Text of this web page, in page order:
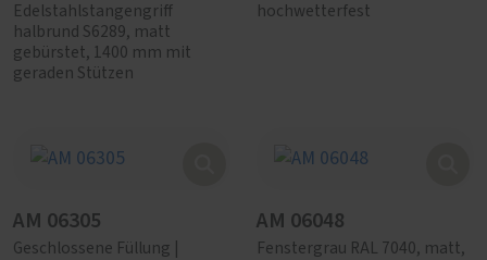
Edelstahlstangengriff
halbrund S6289, matt
gebürstet, 1400 mm mit
geraden Stützen
hochwetterfest
AM 06305
Geschlossene Füllung |
AM 06048
Fenstergrau RAL 7040, matt,